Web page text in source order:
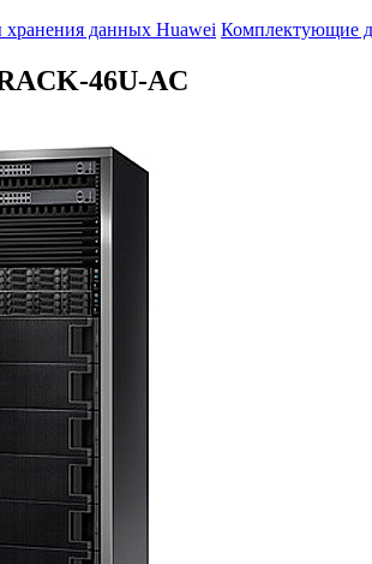
данных Huawei Комплектующие
46U-AC